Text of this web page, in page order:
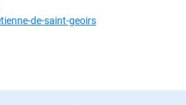
de-saint-geoirs